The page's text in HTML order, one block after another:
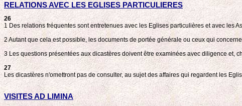
RELATIONS AVEC LES EGLISES PARTICULIERES
26
1 Des relations fréquentes sont entretenues avec les Eglises particulières et avec les
2 Autant que cela est possible, les documents de portée générale ou ceux qui
3 Les questions présentées aux dicastères doivent être examinées avec diligence et,
27
Les dicastères n'omettront pas de consulter, au sujet des affaires qui regardent les
VISITES AD LIMINA